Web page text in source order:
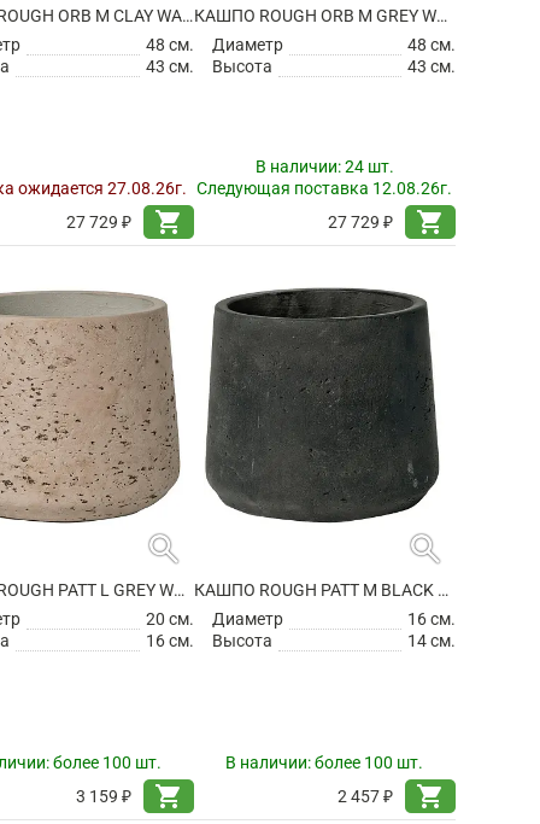
КАШПО ROUGH ORB M CLAY WASHED
48 см.
43 см.
ожидается 27.08.26г.
27 729 ₽
shopping_cart
КАШПО ROUGH ORB M GREY WASHED
Диаметр
48 см.
Высота
43 см.
В наличии:24 шт.
Следующая поставка 12.08.26г.
27 729 ₽
shopping_cart
search
КАШПО ROUGH PATT L GREY WASHED
20 см.
16 см.
более 100 шт.
3 159 ₽
shopping_cart
search
КАШПО ROUGH PATT M BLACK WASHED
Диаметр
16 см.
Высота
14 см.
В наличии:более 100 шт.
2 457 ₽
shopping_cart